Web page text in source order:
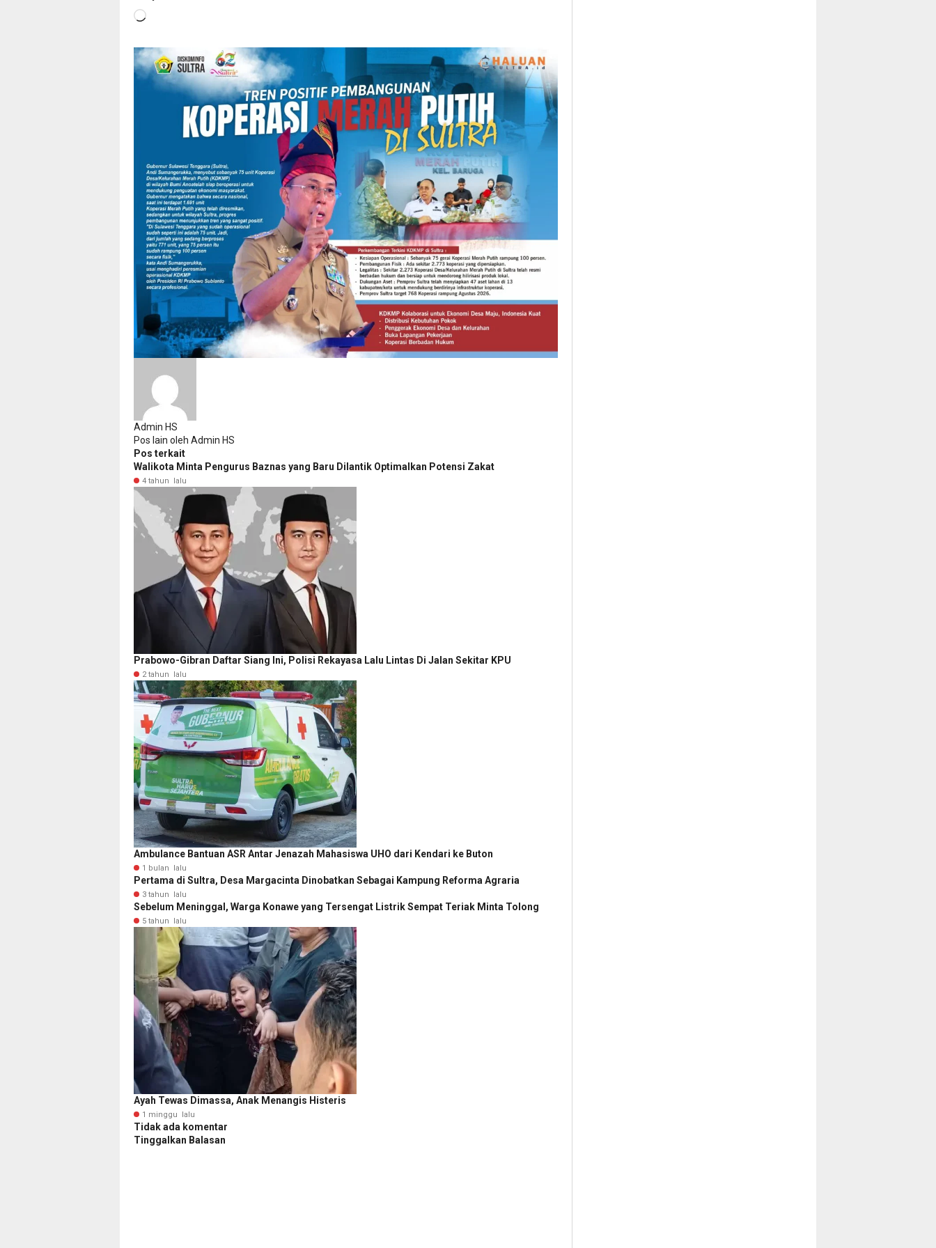
Memuat...
Admin HS
Pos lain oleh Admin HS
Pos terkait
Walikota Minta Pengurus Baznas yang Baru Dilantik Optimalkan Potensi Zakat
4 tahun lalu
Prabowo-Gibran Daftar Siang Ini, Polisi Rekayasa Lalu Lintas Di Jalan Sekitar KPU
2 tahun lalu
Ambulance Bantuan ASR Antar Jenazah Mahasiswa UHO dari Kendari ke Buton
1 bulan lalu
Pertama di Sultra, Desa Margacinta Dinobatkan Sebagai Kampung Reforma Agraria
3 tahun lalu
Sebelum Meninggal, Warga Konawe yang Tersengat Listrik Sempat Teriak Minta Tolong
5 tahun lalu
Ayah Tewas Dimassa, Anak Menangis Histeris
1 minggu lalu
Tidak ada komentar
Tinggalkan Balasan